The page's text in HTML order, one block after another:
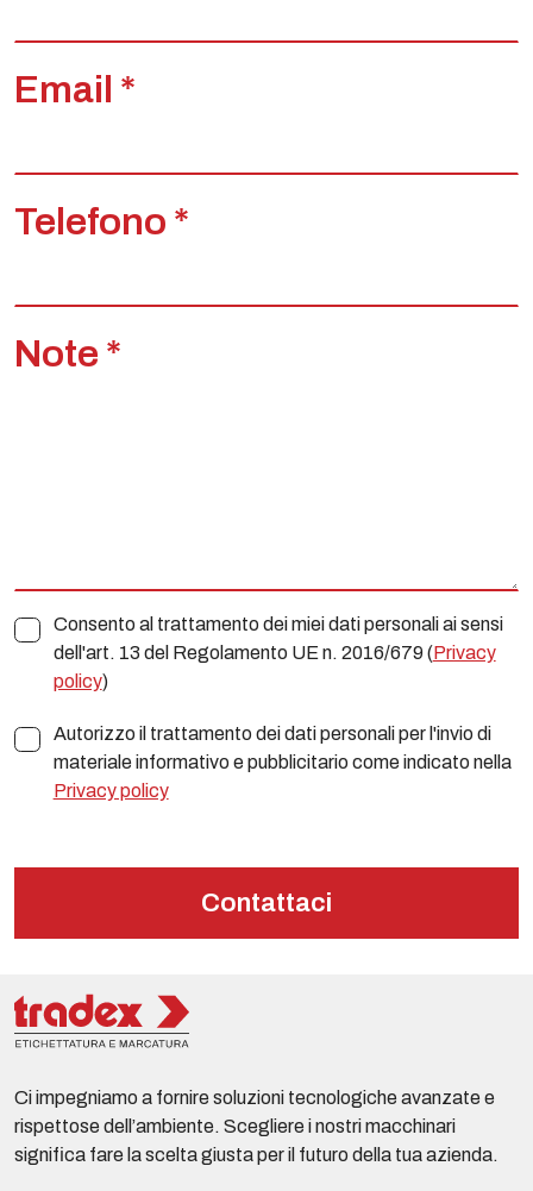
Email *
Telefono *
Note *
Consento al trattamento dei miei dati personali ai sensi
dell'art. 13 del Regolamento UE n. 2016/679 (Privacy
policy)
Autorizzo il trattamento dei dati personali per l'invio di
materiale informativo e pubblicitario come indicato nella
Privacy policy
Contattaci
Ci impegniamo a fornire soluzioni tecnologiche avanzate e
rispettose dell’ambiente. Scegliere i nostri macchinari
significa fare la scelta giusta per il futuro della tua azienda.